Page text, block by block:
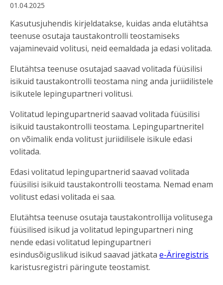
01.04.2025
Kasutusjuhendis kirjeldatakse, kuidas anda elutähtsa
teenuse osutaja taustakontrolli teostamiseks
vajaminevaid volitusi, neid eemaldada ja edasi volitada.
Elutähtsa teenuse osutajad saavad volitada füüsilisi
isikuid taustakontrolli teostama ning anda juriidilistele
isikutele lepingupartneri volitusi.
Volitatud lepingupartnerid saavad volitada füüsilisi
isikuid taustakontrolli teostama. Lepingupartneritel
on võimalik enda volitust juriidilisele isikule edasi
volitada.
Edasi volitatud lepingupartnerid saavad volitada
füüsilisi isikuid taustakontrolli teostama. Nemad enam
volitust edasi volitada ei saa.
Elutähtsa teenuse osutaja taustakontrollija volitusega
füüsilised isikud ja volitatud lepingupartneri ning
nende edasi volitatud lepingupartneri
esindusõiguslikud isikud saavad jätkata e-Äriregistris
karistusregistri päringute teostamist.